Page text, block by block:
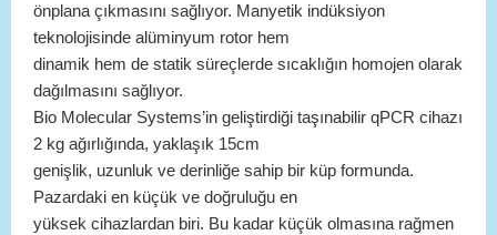
önplana çıkmasını sağlıyor. Manyetik indüksiyon
teknolojisinde alüminyum rotor hem
dinamik hem de statik süreçlerde sıcaklığın homojen olarak
dağılmasını sağlıyor.
Bio Molecular Systems’in geliştirdiği taşınabilir qPCR cihazı
2 kg ağırlığında, yaklaşık 15cm
genişlik, uzunluk ve derinliğe sahip bir küp formunda.
Pazardaki en küçük ve doğruluğu en
yüksek cihazlardan biri. Bu kadar küçük olmasına rağmen